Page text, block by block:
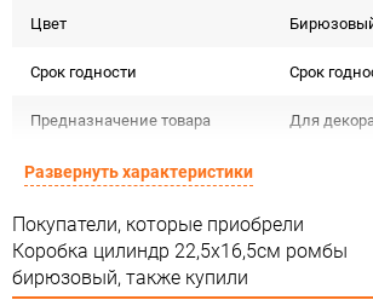
Цвет
Срок годности Срок
Предназначение товара Для
Сертификация
Особые условия Особых
Минимальное количество
Развернуть характеристики
Покупатели, которые приобрели
Коробка цилиндр 22,5х16,5см ромбы
бирюзовый, также купили